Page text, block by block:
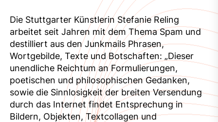
Die Stuttgarter Künstlerin Stefanie Reling
arbeitet seit Jahren mit dem Thema Spam und
destilliert aus den Junkmails Phrasen,
Wortgebilde, Texte und Botschaften: „Dieser
unendliche Reichtum an Formulierungen,
poetischen und philosophischen Gedanken,
sowie die Sinnlosigkeit der breiten Versendung
durch das Internet findet Entsprechung in
Bildern, Objekten, Textcollagen und